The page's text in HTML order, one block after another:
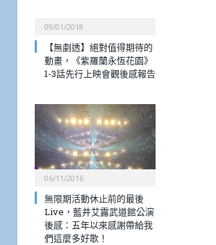
09/01/2018
【無劇透】絕對值得期待的
動畫，《紫羅蘭永恆花園》
1-3話先行上映會觀後感報告
06/11/2016
無限期活動休止前的最後
Live，藍井艾露武道館公演
後感：五年以來感謝帶給我
們這麼多好歌！